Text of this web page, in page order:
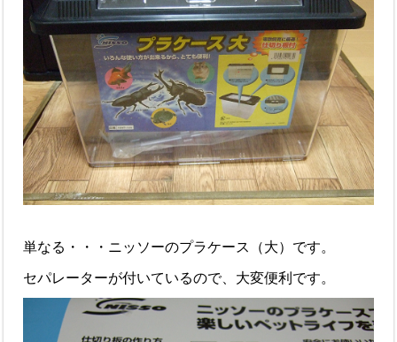
単なる・・・ニッソーのプラケース（大）です。
セパレーターが付いているので、大変便利です。